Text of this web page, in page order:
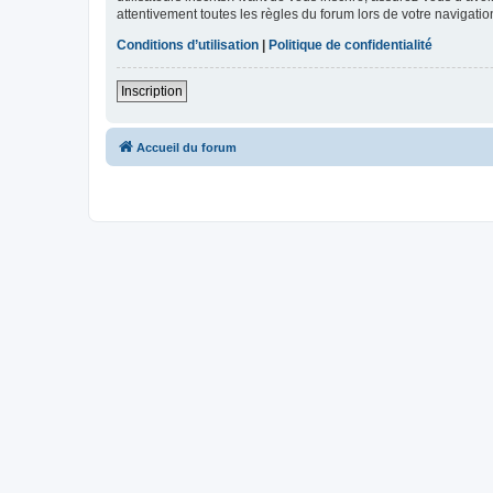
attentivement toutes les règles du forum lors de votre
Conditions d’utilisation | Politique de confidentialité
Inscription
Accueil du forum